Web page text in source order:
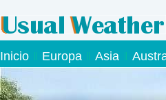
Inicio Europa Asia